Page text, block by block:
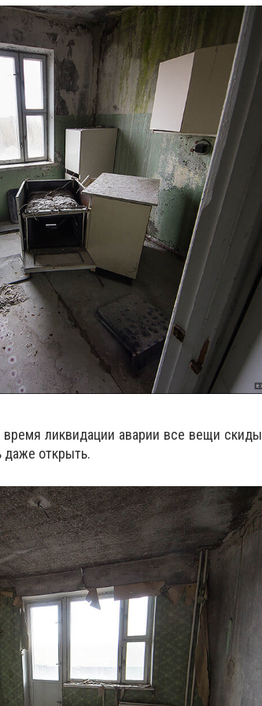
ликвидации аварии все вещи
даже открыть.